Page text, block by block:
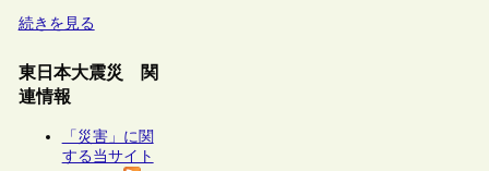
続きを見る
東日本大震災 関
連情報
「災害」に関
する当サイト